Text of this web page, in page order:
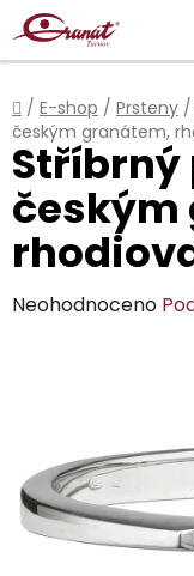
Přejít
na
obsah
Domů
/ E-shop / Prsteny /
českým granátem,
Stříbrný
českým
Průměrné
5
hvězdiček.
Neohodnoceno